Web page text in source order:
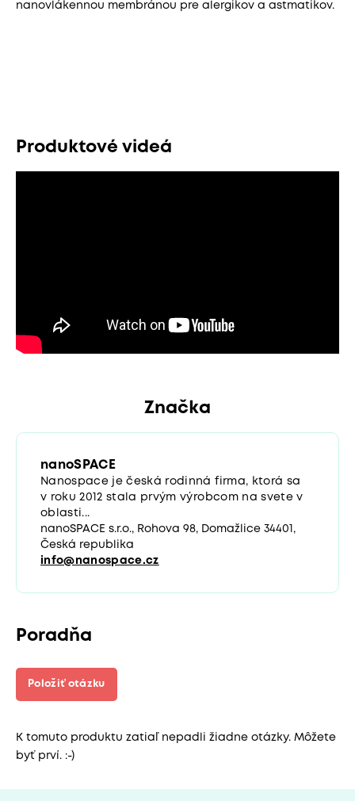
nanovlákennou membránou pre alergikov a astmatikov.
Produktové videá
Značka
nanoSPACE
Nanospace je česká rodinná firma, ktorá sa
v roku 2012 stala prvým výrobcom na svete v
oblasti...
nanoSPACE s.r.o., Rohova 98, Domažlice 34401,
Česká republika
info@nanospace.cz
Poradňa
Položiť otázku
K tomuto produktu zatiaľ nepadli žiadne otázky. Môžete
byť prví. :-)